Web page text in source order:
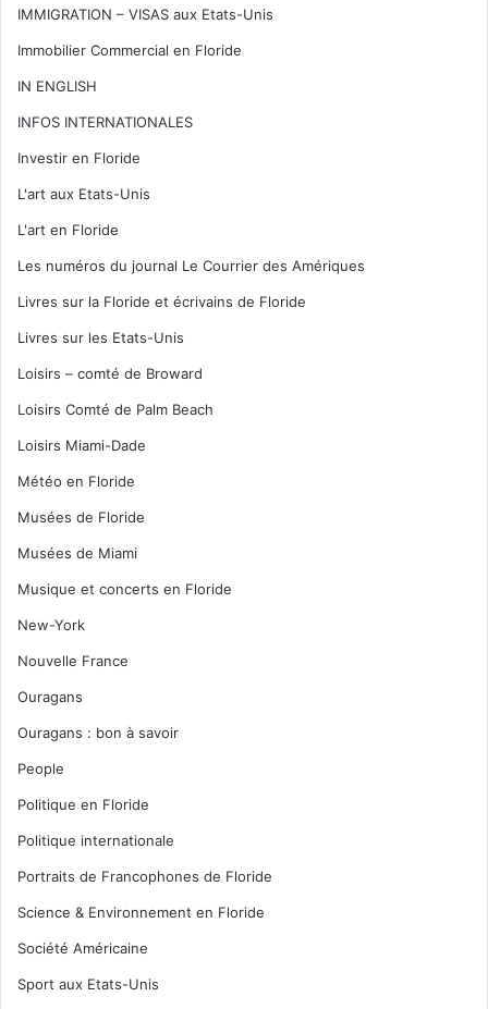
IMMIGRATION – VISAS aux Etats-Unis
Immobilier Commercial en Floride
IN ENGLISH
INFOS INTERNATIONALES
Investir en Floride
L'art aux Etats-Unis
L'art en Floride
Les numéros du journal Le Courrier des Amériques
Livres sur la Floride et écrivains de Floride
Livres sur les Etats-Unis
Loisirs – comté de Broward
Loisirs Comté de Palm Beach
Loisirs Miami-Dade
Météo en Floride
Musées de Floride
Musées de Miami
Musique et concerts en Floride
New-York
Nouvelle France
Ouragans
Ouragans : bon à savoir
People
Politique en Floride
Politique internationale
Portraits de Francophones de Floride
Science & Environnement en Floride
Société Américaine
Sport aux Etats-Unis